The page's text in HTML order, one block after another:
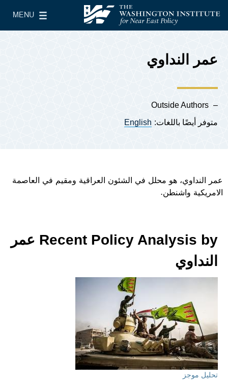
معهد واشنطن لسياسات الشرق الأدنى
MENU
Main Menu
عمر النداوي
Outside Authors
متوفر أيضًا باللغات: English
عمر النداوي، هو محلل في الشئون العراقية ومقيم في العاصمة
الامريكية واشنطن.
Recent Policy Analysis by عمر
النداوي
تحليل موجز